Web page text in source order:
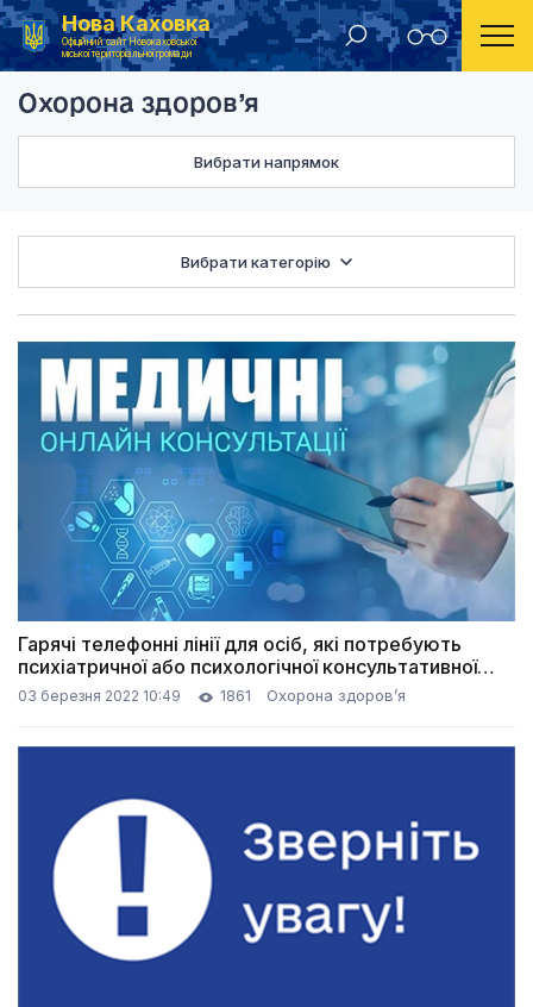
Нова Каховка
Офіційний сайт Новокаховської
міської територіальної громади
Головна Охорона здоров’я
Охорона здоров’я
Вибрати напрямок
Вибрати категорію
Гарячі телефонні лінії для осіб, які потребують
психіатричної або психологічної консультативної
допомоги
03 березня 2022 10:49 1861 Охорона здоров’я